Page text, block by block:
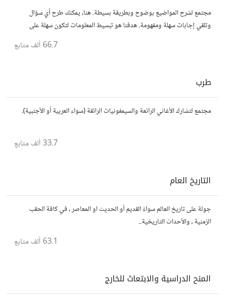
مجتمع لشرح المواضيع بوضوح وبطريقة بسيطة. هنا، يمكنك طرح أي سؤال
وتلقي إجابات سهلة ومفهومة. هدفنا هو تبسيط المعلومات لتكون سهلة على
66.7 ألف متابع
طرب
مجتمع لتشارك الأغاني الرائعة والسيمفونيات الرائقة (سواء العربية أو الأجنبية).
33.7 ألف متابع
التاريخ العام
جولة على تاريخ العالم سواءً القديم أو الحديث او المعاصر ، في كافة الحقب
الزمنية ، والأحداث التاريخية..
63.1 ألف متابع
المنح الدراسية والابتعاث للخارج